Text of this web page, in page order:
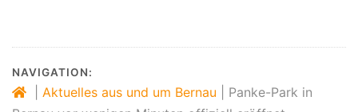
NAVIGATION:
Aktuelles aus und um Bernau
Panke-Park in